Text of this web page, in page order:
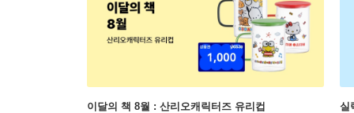
이달의 책 8월 : 산리오캐릭터즈 유리컵 실